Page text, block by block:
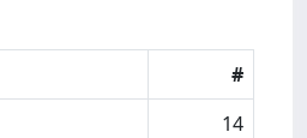
#
14